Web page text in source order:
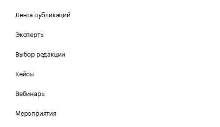
Лента публикаций
Эксперты
Выбор редакции
Кейсы
Вебинары
Мероприятия